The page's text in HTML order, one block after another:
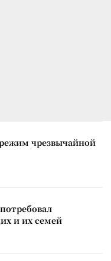
чрезвычайной
и их семей